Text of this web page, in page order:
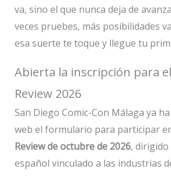
va, sino el que nunca deja de
veces pruebes, más posibilidades
esa suerte te toque y llegue tu
Abierta la inscripción para
Review 2026
San Diego Comic-Con Málaga ya
web el formulario para participar
Review de octubre de 2026,
español vinculado a las industrias